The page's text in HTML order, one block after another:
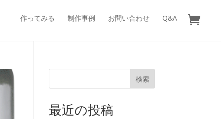
作ってみる 制作事例 お問い合わせ Q&A
検索
最近の投稿